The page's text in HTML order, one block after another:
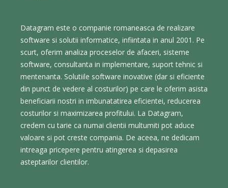
Datagram este o companie romaneasca de realizare
software si solutii informatice, infiintata in anul 2001. Pe
scurt, oferim analiza proceselor de afaceri, sisteme
software, consultanta in implementare, suport tehnic si
mentenanta. Solutiile software inovative (dar si eficiente
din punct de vedere al costurilor) pe care le oferim asista
beneficiarii nostri in imbunatatirea eficientei, reducerea
costurilor si maximizarea profitului. La Datagram,
credem cu tarie ca numai clientii multumiti pot aduce
valoare si pot creste compania. De aceea, ne dedicam
intreaga pricepere pentru atingerea si depasirea
asteptarilor clientilor.